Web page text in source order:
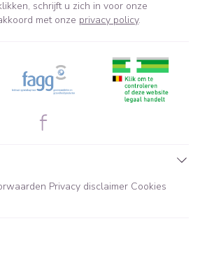
schrijft u zich in voor onze
met onze privacy policy.
Privacy disclaimer Cookies